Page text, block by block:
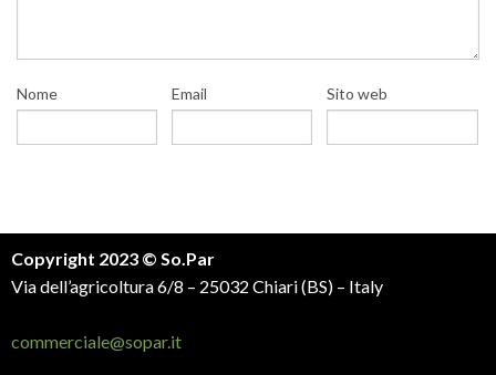
Nome Email Sito web
Copyright 2023 © So.Par
Via dell’agricoltura 6/8 – 25032 Chiari (BS) – Italy
commerciale@sopar.it